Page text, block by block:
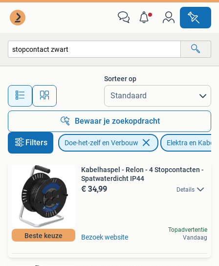
Alle afstanden…
Sorteer op
Bewaar je zoekopdracht
Filters Doe-het-zelf en Verbouw Elektra en Kabels
Beste keuze
Kabelhaspel - Relon - 4 Stopcontacten -
Spatwaterdicht IP44
€ 34,99 Details
Bezoek website
Topadvertentie
Vandaag